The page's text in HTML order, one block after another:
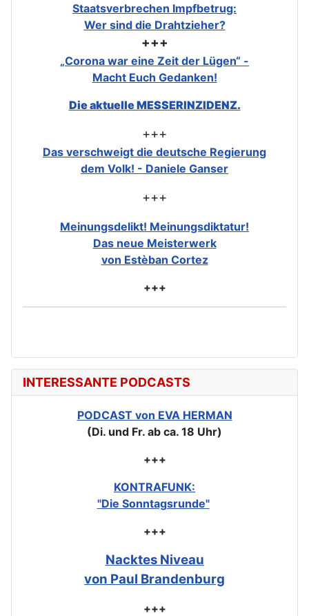
Staatsverbrechen Impfbetrug:
Wer sind die Drahtzieher?
+++
„Corona war eine Zeit der Lügen“ -
Macht Euch Gedanken!
Die aktuelle MESSERINZIDENZ.
+++
Das verschweigt die deutsche Regierung
dem Volk! - Daniele Ganser
+++
Meinungsdelikt! Meinungsdiktatur!
Das neue Meisterwerk
von Estèban Cortez
+++
INTERESSANTE PODCASTS
PODCAST von EVA HERMAN
(Di. und Fr. ab ca. 18 Uhr)
+++
KONTRAFUNK:
"Die Sonntagsrunde"
+++
Nacktes Niveau
von Paul Brandenburg
+++